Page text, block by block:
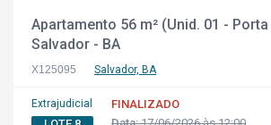
Apartamento 56 m² (Unid. 01 -
Salvador - BA
X125095 Salvador, BA
Extrajudicial
FINALIZADO